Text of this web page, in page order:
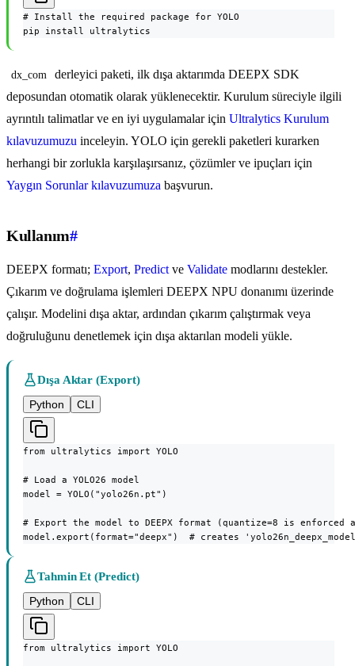
# Install the required package for YOLO
pip install ultralytics
dx_com
derleyici paketi, ilk dışa aktarımda DEEPX SDK
deposundan otomatik olarak yüklenecektir. Kurulum süreciyle ilgili
ayrıntılı talimatlar ve en iyi uygulamalar için Ultralytics Kurulum
kılavuzumuzu inceleyin. YOLO için gerekli paketleri kurarken
herhangi bir zorlukla karşılaşırsanız, çözümler ve ipuçları için
Yaygın Sorunlar kılavuzumuza başvurun.
Kullanım#
DEEPX formatı; Export, Predict ve Validate modlarını destekler.
Çıkarım ve doğrulama işlemleri DEEPX NPU donanımı üzerinde
çalışır. Modelini dışa aktar, ardından çıkarım çalıştırmak veya
doğruluğunu denetlemek için dışa aktarılan modeli yükle.
Dışa Aktar (Export)
Python
CLI
from ultralytics import YOLO
# Load a YOLO26 model
model = YOLO("yolo26n.pt")
# Export the model to DEEPX format (quantize=8 is enforced
model.export(format="deepx")  # creates
Tahmin Et (Predict)
Python
CLI
from ultralytics import YOLO